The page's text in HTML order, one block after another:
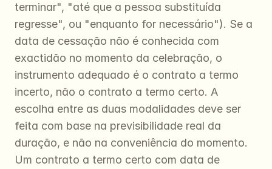
terminar", "até que a pessoa substituída
regresse", ou "enquanto for necessário"). Se a
data de cessação não é conhecida com
exactidão no momento da celebração, o
instrumento adequado é o contrato a termo
incerto, não o contrato a termo certo. A
escolha entre as duas modalidades deve ser
feita com base na previsibilidade real da
duração, e não na conveniência do momento.
Um contrato a termo certo com data de